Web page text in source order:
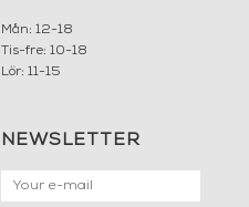
Mån: 12-18
Tis-fre: 10-18
Lör: 11-15
NEWSLETTER